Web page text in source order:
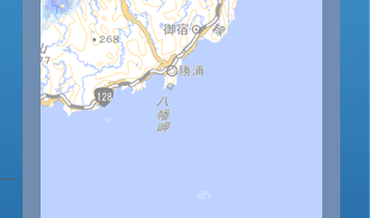
14時 15時 16時 17時
32